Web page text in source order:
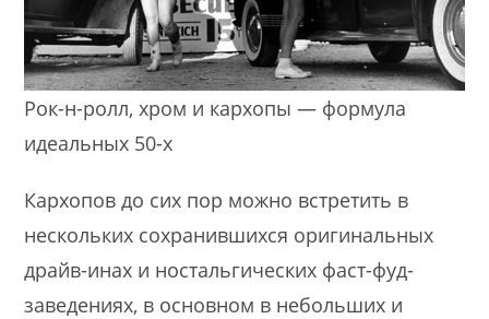
Рок-н-ролл, хром и кархопы — формула
идеальных 50-х
Кархопов до сих пор можно встретить в
нескольких сохранившихся оригинальных
драйв-инах и ностальгических фаст-фуд-
заведениях, в основном в небольших и